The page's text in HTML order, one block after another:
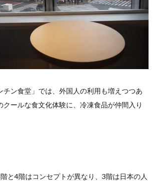
チン食堂」では、外国人の利用も増えつつあ
クールな食文化体験に、冷凍食品が仲間入り
と4階はコンセプトが異なり、3階は日本の人